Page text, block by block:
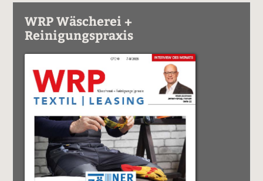
WRP Wäscherei +
Reinigungspraxis